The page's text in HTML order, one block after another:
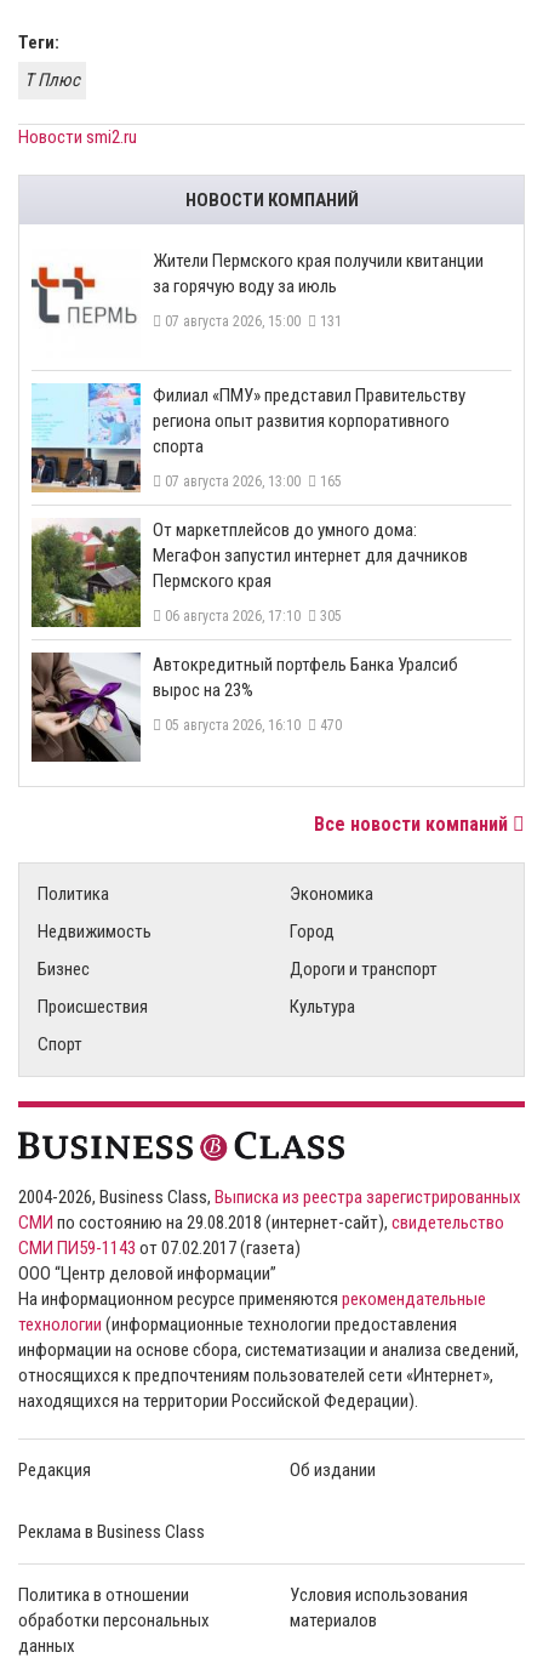
Теги:
Т Плюс
Новости smi2.ru
НОВОСТИ КОМПАНИЙ
​Жители Пермского края получили квитанции
за горячую воду за июль
07 августа 2026, 15:00 131
​Филиал «ПМУ» представил Правительству
региона опыт развития корпоративного
спорта
07 августа 2026, 13:00 165
От маркетплейсов до умного дома:
МегаФон запустил интернет для дачников
Пермского края
06 августа 2026, 17:10 305
​Автокредитный портфель Банка Уралсиб
вырос на 23%
05 августа 2026, 16:10 470
Все новости компаний
Политика
Экономика
Недвижимость
Город
Бизнес
Дороги и транспорт
Происшествия
Культура
Спорт
2004-2026, Business Class, Выписка из реестра зарегистрированных
СМИ по состоянию на 29.08.2018 (интернет-сайт), свидетельство
СМИ ПИ59-1143 от 07.02.2017 (газета)
ООО “Центр деловой информации”
На информационном ресурсе применяются рекомендательные
технологии (информационные технологии предоставления
информации на основе сбора, систематизации и анализа сведений,
относящихся к предпочтениям пользователей сети «Интернет»,
находящихся на территории Российской Федерации).
Редакция Об издании
Реклама в Business Class
Политика в отношении
обработки персональных
данных
Условия использования
материалов